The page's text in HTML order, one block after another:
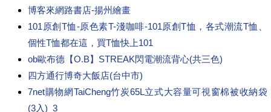
博客來網路書店-揚州繪畫
101原創T恤-原色素T-淺咖啡-101原創T恤，各式潮流T恤、
個性T恤都在這，買T恤快上101
ob歐布德【O.B】STREAK閃電潮流背心(共三色)
四方通行博奇大飯店(台中市)
7net購物網TaiCheng竹炭65L立式大容量可視窗棉被收納袋
(3入)_3